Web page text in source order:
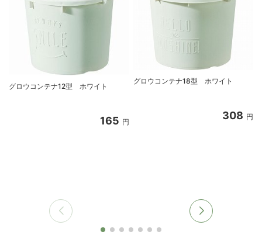
グロウコンテナ12型 ホワイト
165 円
グロウコンテナ18型 ホワイト
308 円